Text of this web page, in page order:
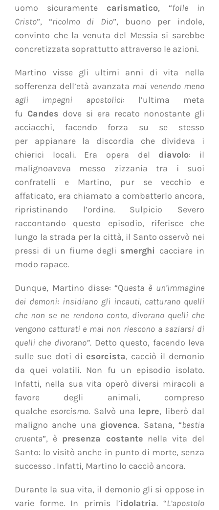
uomo sicuramente carismatico, “folle in
Cristo”, “ricolmo di Dio”, buono per indole,
convinto che la venuta del Messia si sarebbe
concretizzata soprattutto attraverso le azioni.
Martino visse gli ultimi anni di vita nella
sofferenza dell’età avanzata mai venendo meno
agli impegni apostolici: l’ultima meta
fu Candes dove si era recato nonostante gli
acciacchi, facendo forza su se stesso
per appianare la discordia che divideva i
chierici locali. Era opera del diavolo: il
malignoaveva messo zizzania tra i suoi
confratelli e Martino, pur se vecchio e
affaticato, era chiamato a combatterlo ancora,
ripristinando l’ordine. Sulpicio Severo
raccontando questo episodio, riferisce che
lungo la strada per la città, il Santo osservò nei
pressi di un fiume degli smerghi cacciare in
modo rapace.
Dunque, Martino disse: “Questa è un’immagine
dei demoni: insidiano gli incauti, catturano quelli
che non se ne rendono conto, divorano quelli che
vengono catturati e mai non riescono a saziarsi di
quelli che divorano”. Detto questo, facendo leva
sulle sue doti di esorcista, cacciò il demonio
da quei volatili. Non fu un episodio isolato.
Infatti, nella sua vita operò diversi miracoli a
favore degli animali, compreso
qualche esorcismo. Salvò una lepre, liberò dal
maligno anche una giovenca. Satana, “bestia
cruenta”, è presenza costante nella vita del
Santo: lo visitò anche in punto di morte, senza
successo . Infatti, Martino lo cacciò ancora.
Durante la sua vita, il demonio gli si oppose in
varie forme. In primis l’idolatria. “L’apostolo